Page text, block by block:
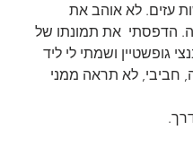
עזים. לא אוהב את
הדפסתי  את תמונתו של
גופשטיין ושמתי לי ליד
לא תראה ממני